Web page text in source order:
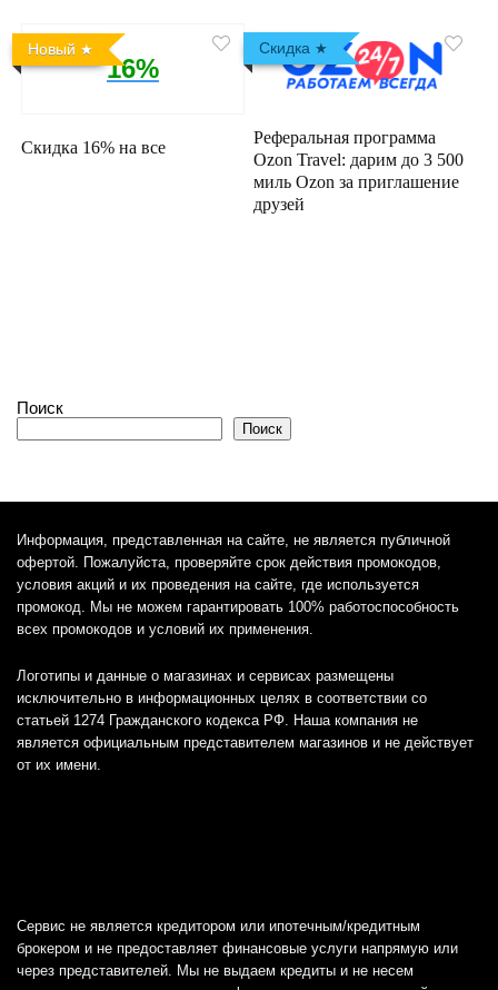
Новый
16%
Скидка 16% на все
Скидка
Реферальная программа
Ozon Travel: дарим до 3 500
миль Ozon за приглашение
друзей
Поиск
Поиск
Информация, представленная на сайте, не является публичной
офертой. Пожалуйста, проверяйте срок действия промокодов,
условия акций и их проведения на сайте, где используется
промокод. Мы не можем гарантировать 100% работоспособность
всех промокодов и условий их применения.
Логотипы и данные о магазинах и сервисах размещены
исключительно в информационных целях в соответствии со
статьей 1274 Гражданского кодекса РФ. Наша компания не
является официальным представителем магазинов и не действует
от их имени.
Сервис не является кредитором или ипотечным/кредитным
брокером и не предоставляет финансовые услуги напрямую или
через представителей. Мы не выдаем кредиты и не несем